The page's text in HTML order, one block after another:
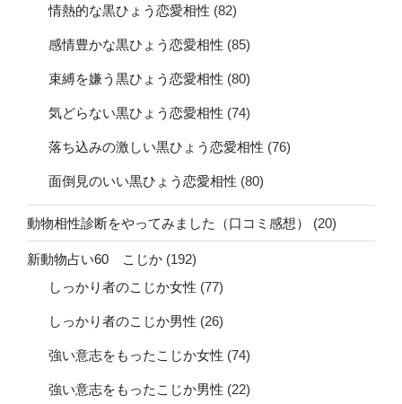
情熱的な黒ひょう恋愛相性 (82)
感情豊かな黒ひょう恋愛相性 (85)
束縛を嫌う黒ひょう恋愛相性 (80)
気どらない黒ひょう恋愛相性 (74)
落ち込みの激しい黒ひょう恋愛相性 (76)
面倒見のいい黒ひょう恋愛相性 (80)
動物相性診断をやってみました（口コミ感想） (20)
新動物占い60 こじか (192)
しっかり者のこじか女性 (77)
しっかり者のこじか男性 (26)
強い意志をもったこじか女性 (74)
強い意志をもったこじか男性 (22)